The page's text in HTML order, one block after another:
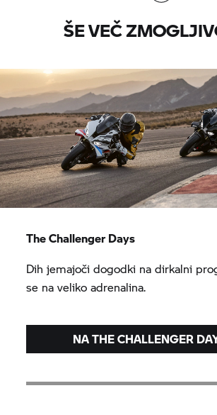
ŠE VEČ
The Challenger Days
Dih jemajoči dogodki na dirkalni
se na veliko adrenalina.
NA THE CHALLENGER